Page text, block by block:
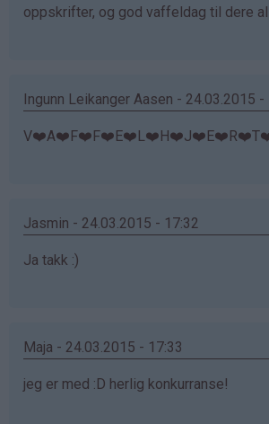
oppskrifter, og god vaffeldag til dere
Ingunn Leikanger Aasen - 24.03.2015 -
Jasmin - 24.03.2015 - 17:32
Ja takk :)
Maja - 24.03.2015 - 17:33
jeg er med :D herlig konkurranse!